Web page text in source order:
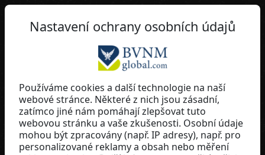
CZ
Daniel Mainhardt
Germany
Nastavení ochrany osobních údajů
Používáme cookies a další technologie na naší
webové stránce. Některé z nich jsou zásadní,
zatímco jiné nám pomáhají zlepšovat tuto
webovou stránku a vaše zkušenosti. Osobní údaje
mohou být zpracovány (např. IP adresy), např. pro
personalizované reklamy a obsah nebo měření